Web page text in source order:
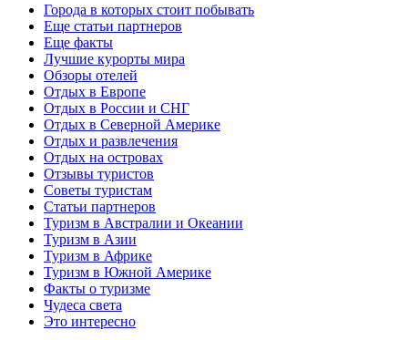
Города в которых стоит побывать
Еще статьи партнеров
Еще факты
Лучшие курорты мира
Обзоры отелей
Отдых в Европе
Отдых в России и СНГ
Отдых в Северной Америке
Отдых и развлечения
Отдых на островах
Отзывы туристов
Советы туристам
Статьи партнеров
Туризм в Австралии и Океании
Туризм в Азии
Туризм в Африке
Туризм в Южной Америке
Факты о туризме
Чудеса света
Это интересно